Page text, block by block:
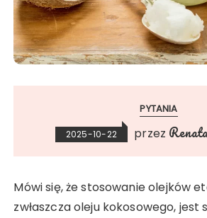
PYTANIA
2025-10-22 przez
Mówi się, że stosowanie olejków
zwłaszcza oleju kokosowego, jest